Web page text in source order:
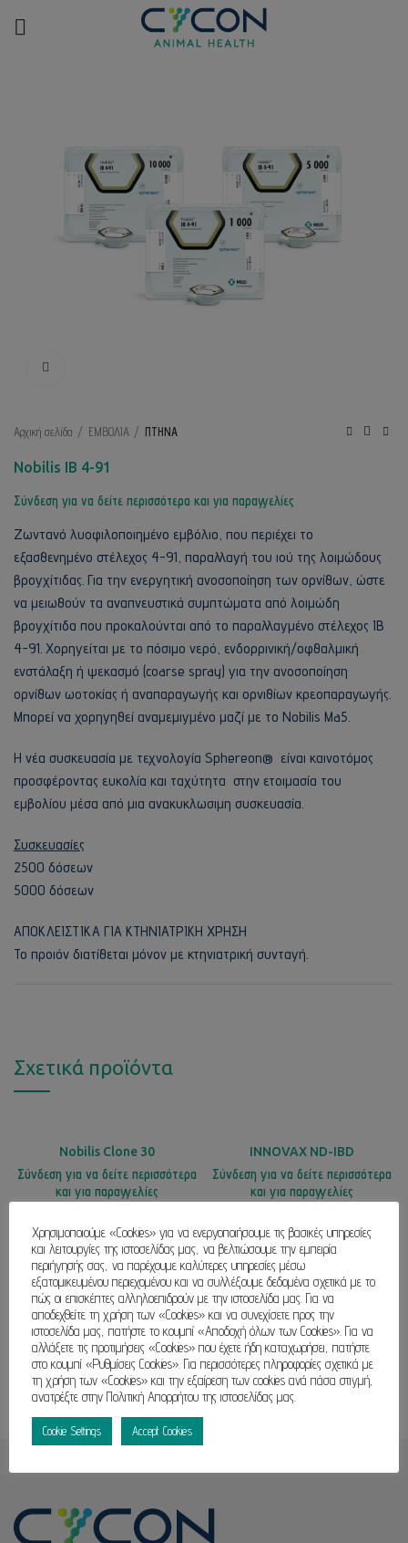
Αρχική σελίδα ΕΜΒΟΛΙΑ ΠΤΗΝΑ
Nobilis IB 4-91
Σύνδεση για να δείτε περισσότερα και για παραγγελίες
Ζωντανό λυοφιλοποιημένο εμβόλιο, που περιέχει το
εξασθενημένο στέλεχος 4-91, παραλλαγή του ιού της λοιμώδους
βρογχίτιδας. Για την ενεργητική ανοσοποίηση των ορνίθων, ώστε
να μειωθούν τα αναπνευστικά συμπτώματα από λοιμώδη
βρογχίτιδα που προκαλούνται από το παραλλαγμένο στέλεχος ΙΒ
4-91. Χορηγείται με το πόσιμο νερό, ενδορρινική/οφθαλμική
ενστάλαξη ή ψεκασμό (coarse spray) για την ανοσοποίηση
ορνίθων ωοτοκίας ή αναπαραγωγής και ορνιθίων κρεοπαραγωγής.
Μπορεί να χορηγηθεί αναμεμιγμένο μαζί με το Nobilis Ma5.
H νέα συσκευασία με τεχνολογία Sphereon® είναι καινοτόμος
προσφέροντας ευκολία και ταχύτητα στην ετοιμασία του
εμβολίου μέσα από μια ανακυκλωσιμη συσκευασία.
Συσκευασίες
2500 δόσεων
5000 δόσεων
ΑΠΟΚΛΕΙΣΤΙΚΑ ΓΙΑ ΚΤΗΝΙΑΤΡΙΚΗ ΧΡΗΣΗ
Το προιόν διατίθεται μόνον με κτηνιατρική συνταγή.
Σχετικά προϊόντα
Nobilis Clone 30
Σύνδεση για να δείτε περισσότερα
και για παραγγελίες
INNOVAX ND-IBD
Σύνδεση για να δείτε περισσότερα
και για παραγγελίες
Χρησιμοποιούμε «Cookies» για να ενεργοποιήσουμε τις βασικές υπηρεσίες
και λειτουργίες της ιστοσελίδας μας, να βελτιώσουμε την εμπειρία
περιήγησής σας, να παρέχουμε καλύτερες υπηρεσίες μέσω
εξατομικευμένου περιεχομένου και να συλλέξουμε δεδομένα σχετικά με το
πώς οι επισκέπτες αλληλοεπιδρούν με την ιστοσελίδα μας. Για να
αποδεχθείτε τη χρήση των «Cookies» και να συνεχίσετε προς την
ιστοσελίδα μας, πατήστε το κουμπί «Αποδοχή όλων των Cookies». Για να
αλλάξετε τις προτιμήσεις «Cookies» που έχετε ήδη καταχωρήσει, πατήστε
στο κουμπί «Ρυθμίσεις Cookies». Για περισσότερες πληροφορίες σχετικά με
τη χρήση των «Cookies» και την εξαίρεση των cookies ανά πάσα στιγμή,
ανατρέξτε στην Πολιτική Απορρήτου της ιστοσελίδας μας.
Cookie Settings Accept Cookies